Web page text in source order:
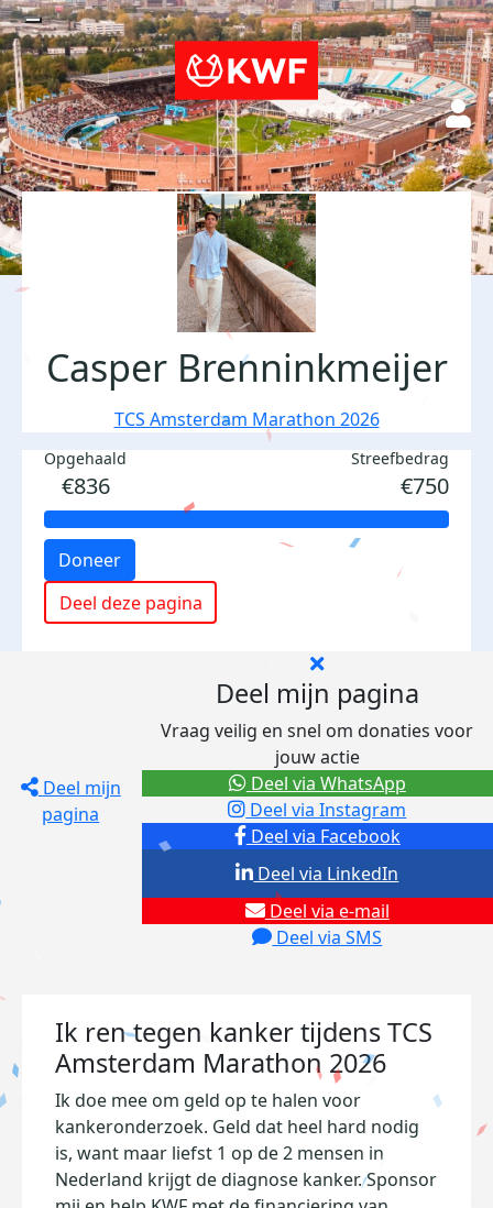
Casper Brenninkmeijer
TCS Amsterdam Marathon 2026
Opgehaald
€836
Streefbedrag
€750
Doneer
Deel deze pagina
Deel mijn
pagina
Deel mijn pagina
Vraag veilig en snel om donaties voor
jouw actie
Deel via Facebook
Deel via Instagram
Deel via e-mail
Deel via SMS
Deel via LinkedIn
Deel via WhatsApp
Ik ren tegen kanker tijdens TCS
Amsterdam Marathon 2026
Ik doe mee om geld op te halen voor
kankeronderzoek. Geld dat heel hard nodig
is, want maar liefst 1 op de 2 mensen in
Nederland krijgt de diagnose kanker. Sponsor